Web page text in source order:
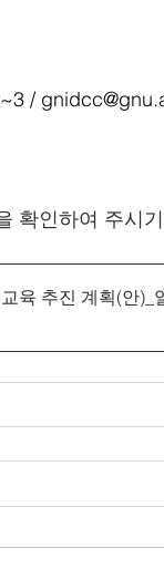
/
확인하여 주시
육 추진 계획(안)_